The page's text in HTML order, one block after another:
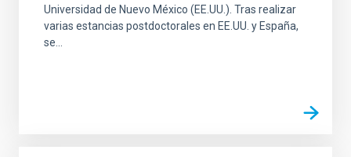
Universidad de Nuevo México (EE.UU.). Tras realizar
varias estancias postdoctorales en EE.UU. y España,
se...